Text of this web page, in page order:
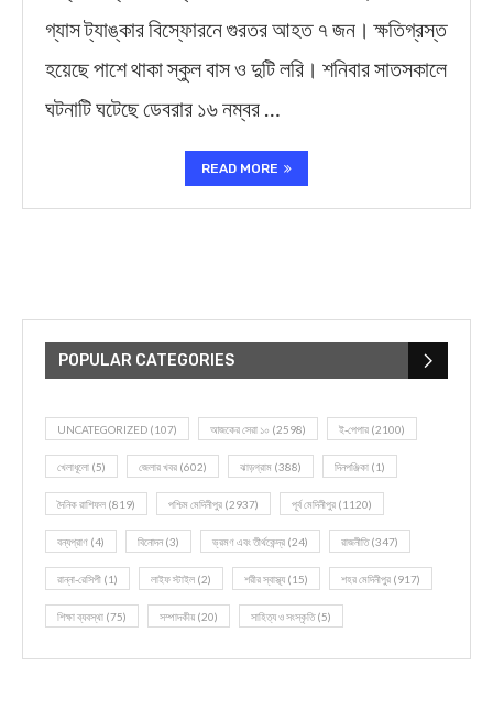
গ্যাস ট্যাঙ্কার বিস্ফোরনে গুরতর আহত ৭ জন। ক্ষতিগ্রস্ত
হয়েছে পাশে থাকা স্কুল বাস ও দুটি লরি। শনিবার সাতসকালে
ঘটনাটি ঘটেছে ডেবরার ১৬ নম্বর …
READ MORE
POPULAR CATEGORIES
UNCATEGORIZED (107) আজকের সেরা ১০ (2598) ই-পেপার (2100)
খেলাধূলো (5) জেলার খবর (602) ঝাড়গ্রাম (388) দিনপঞ্জিকা (1)
দৈনিক রাশিফল (819) পশ্চিম মেদিনীপুর (2937) পূর্ব মেদিনীপুর (1120)
বন্যপ্রাণ (4) বিনোদন(3) ভ্রমণ এবং তীর্থকেন্দ্র (24) রাজনীতি(347)
রান্না-রেসিপী (1) লাইফ স্টাইল (2) শরীর স্বাস্থ্য (15) শহর মেদিনীপুর (917)
শিক্ষা ব্যবস্থা (75) সম্পাদকীয় (20) সাহিত্য ও সংস্কৃতি(5)